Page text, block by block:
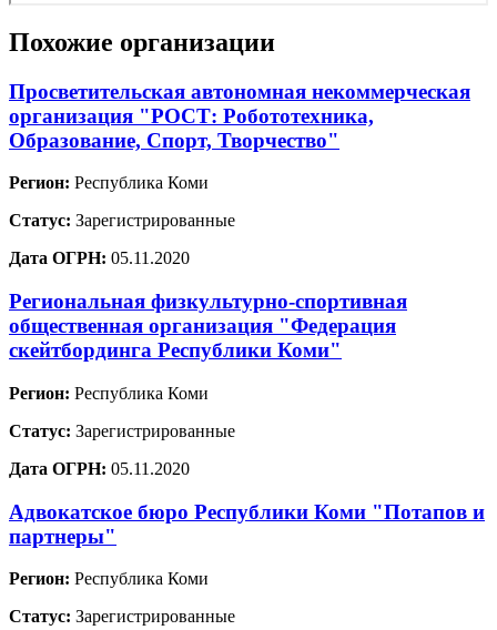
Похожие организации
Просветительская автономная некоммерческая
организация "РОСТ: Робототехника,
Образование, Спорт, Творчество"
Регион: Республика Коми
Статус: Зарегистрированные
Дата ОГРН: 05.11.2020
Региональная физкультурно-спортивная
общественная организация "Федерация
скейтбординга Республики Коми"
Регион: Республика Коми
Статус: Зарегистрированные
Дата ОГРН: 05.11.2020
Адвокатское бюро Республики Коми "Потапов и
партнеры"
Регион: Республика Коми
Статус: Зарегистрированные